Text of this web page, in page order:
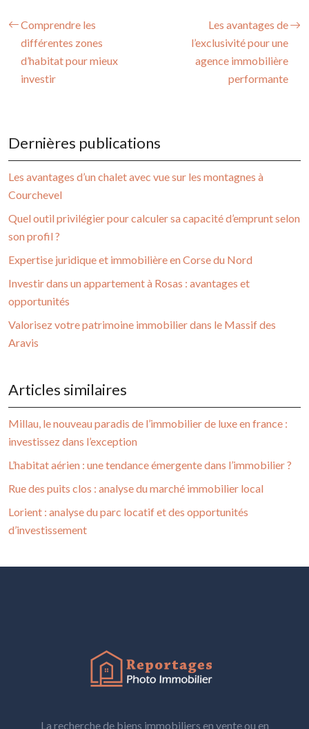
Comprendre les
différentes zones
d’habitat pour mieux
investir
Les avantages de
l’exclusivité pour une
agence immobilière
performante
Dernières publications
Les avantages d’un chalet avec vue sur les montagnes à
Courchevel
Quel outil privilégier pour calculer sa capacité d’emprunt selon
son profil ?
Expertise juridique et immobilière en Corse du Nord
Investir dans un appartement à Rosas : avantages et
opportunités
Valorisez votre patrimoine immobilier dans le Massif des
Aravis
Articles similaires
Millau, le nouveau paradis de l’immobilier de luxe en france :
investissez dans l’exception
L’habitat aérien : une tendance émergente dans l’immobilier ?
Rue des puits clos : analyse du marché immobilier local
Lorient : analyse du parc locatif et des opportunités
d’investissement
La recherche de biens immobiliers en vente ou en